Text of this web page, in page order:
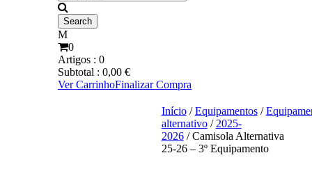
0
Artigos : 0
Subtotal : 0,00 €
Ver CarrinhoFinalizar Compra
Início/Equipamentos/
alternativo/ 2025-
2026/ Camisola Alternativa
25-26 – 3º Equipamento